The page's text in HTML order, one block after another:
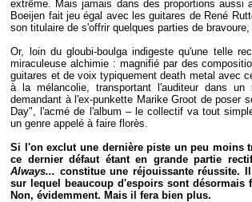
extrême. Mais jamais dans des proportions aussi
Boeijen fait jeu égal avec les guitares de René
son titulaire de s'offrir quelques parties de
Or, loin du gloubi-boulga indigeste qu'une telle
miraculeuse alchimie : magnifié par des
guitares et de voix typiquement death metal avec
à la mélancolie, transportant l'auditeur dans
demandant à l'ex-punkette Marike Groot de poser
Day", l'acmé de l'album – le collectif va tout
un genre appelé à faire florès.
Si l'on exclut une dernière piste un peu moins
ce dernier défaut étant en grande partie
Always... constitue une réjouissante réussite.
sur lequel beaucoup d'espoirs sont
Non, évidemment. Mais il fera bien plus.